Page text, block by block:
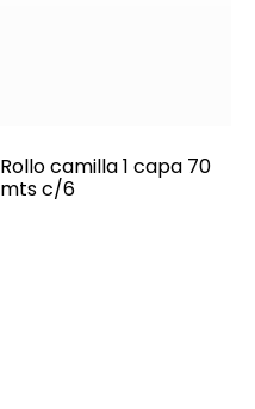
Rollo camilla 1 capa 70
mts c/6